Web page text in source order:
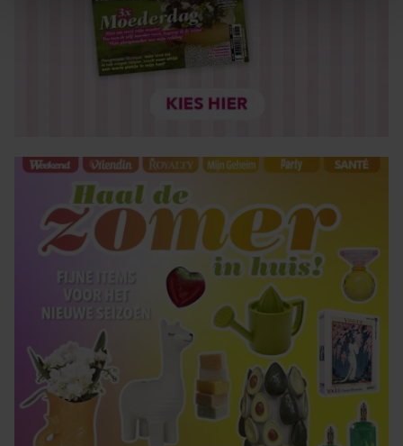
We gebruiken cookies om content en advertenties te
personaliseren, om functies voor social media te bieden
en om ons websiteverkeer te analyseren. Ook delen we
informatie over uw gebruik van onze site met onze
partners voor social media, adverteren en analyse. Deze
verzameld op basis van uw gebruik van hun services. U
gaat akkoord met onze cookies als u onze website blijft
gebruiken.